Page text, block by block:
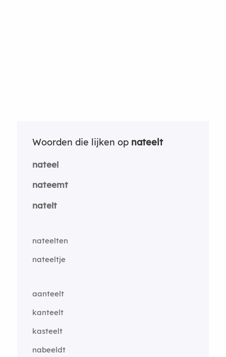
Woorden die lijken op nateelt
nateel
nateemt
natelt
nateelten
nateeltje
aanteelt
kanteelt
kasteelt
nabeeldt